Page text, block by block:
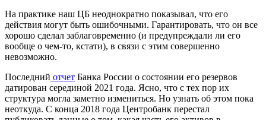
На практике наш ЦБ неоднократно показывал, что его
действия могут быть ошибочными. Гарантировать, что он все
хорошо сделал заблаговременно (и предупреждали ли его
вообще о чем-то, кстати), в связи с этим совершенно
невозможно.
Последний отчет Банка России о состоянии его резервов
датирован серединой 2021 года. Ясно, что с тех пор их
структура могла заметно измениться. Но узнать об этом пока
неоткуда. С конца 2018 года Центробанк перестал